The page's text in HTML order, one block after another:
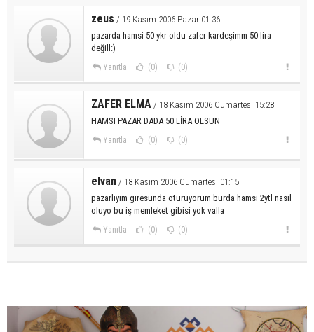
zeus / 19 Kasım 2006 Pazar 01:36
pazarda hamsi 50 ykr oldu zafer kardeşimm 50 lira
değill:)
Yanıtla (0) (0)
ZAFER ELMA / 18 Kasım 2006 Cumartesi 15:28
HAMSI PAZAR DADA 50 LİRA OLSUN
Yanıtla (0) (0)
elvan / 18 Kasım 2006 Cumartesi 01:15
pazarlıyım giresunda oturuyorum burda hamsi 2ytl nasıl
oluyo bu iş memleket gibisi yok valla
Yanıtla (0) (0)